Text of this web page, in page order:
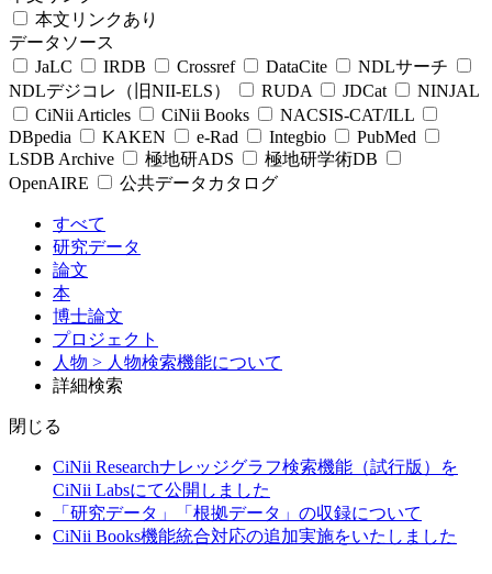
本文リンクあり
データソース
JaLC
IRDB Crossref DataCite
NDLサーチ
NDLデジコレ（旧NII-ELS）
RUDA JDCat
NINJAL
CiNii Articles
CiNii Books
NACSIS-CAT/ILL
DBpedia
KAKEN e-Rad Integbio
PubMed
LSDB Archive
極地研ADS
極地研学術DB
OpenAIRE
公共データカタログ
すべて
研究データ
論文
本
博士論文
プロジェクト
人物 > 人物検索機能について
詳細検索
閉じる
CiNii Researchナレッジグラフ検索機能（試行版）を
CiNii Labsにて公開しました
「研究データ」「根拠データ」の収録について
CiNii Books機能統合対応の追加実施をいたしました